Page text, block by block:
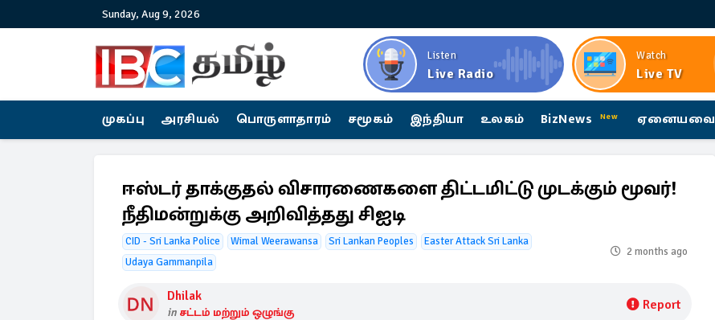
Sunday, Aug 9, 2026
Listen
Live Radio
Watch
Live TV
முகப்பு அரசியல் பொருளாதாரம் சமூகம் இந்தியா உலகம் BizNews New ஏனையவை
ஈஸ்டர் தாக்குதல் விசாரணைகளை திட்டமிட்டு முடக்கும் மூவர்!
நீதிமன்றுக்கு அறிவித்தது சிஐடி
CID - Sri Lanka Police Wimal Weerawansa Sri Lankan Peoples
Easter Attack Sri Lanka
Udaya Gammanpila
2 months ago
Dhilak
in சட்டம் மற்றும் ஒழுங்கு Report